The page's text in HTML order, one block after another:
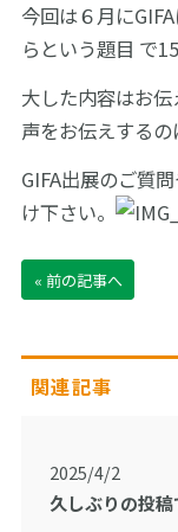
今回は６月に
らという題目 で
大した内容はお
声をお伝えするの
GIFA出展のご質
け下さい。
« 前の記事へ
関連記事
2025/4/2
久しぶりの投